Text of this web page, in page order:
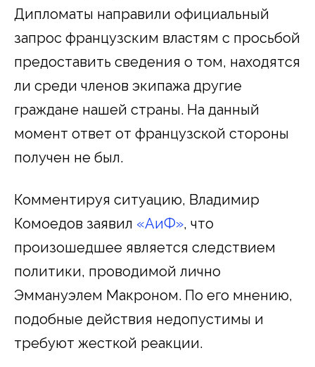
Дипломаты направили официальный
запрос французским властям с просьбой
предоставить сведения о том, находятся
ли среди членов экипажа другие
граждане нашей страны. На данный
момент ответ от французской стороны
получен не был.
Комментируя ситуацию, Владимир
Комоедов заявил «АиФ», что
произошедшее является следствием
политики, проводимой лично
Эммануэлем Макроном. По его мнению,
подобные действия недопустимы и
требуют жесткой реакции.